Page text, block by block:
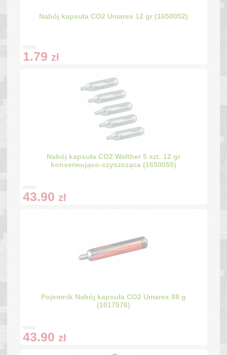
Nabój kapsuła CO2 Umarex 12 gr (1650052)
cena:
1.79 zł
Nabój kapsuła CO2 Walther 5 szt. 12 gr
konserwująco-czyszcząca (1650055)
cena:
43.90 zł
Pojemnik Nabój kapsuła CO2 Umarex 88 g
(1017576)
cena:
43.90 zł